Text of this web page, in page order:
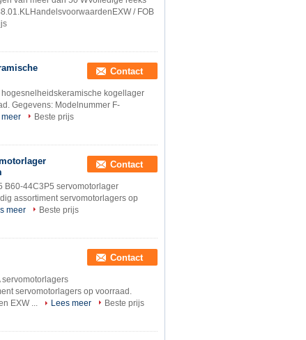
/ FOB
Contact
kogellager
Gegevens: Modelnummer F-
meer
Beste prijs
Contact
B60-44C3P5 servomotorlager
assortiment servomotorlagers op
meer
Beste prijs
Contact
servomotorlagers
servomotorlagers op voorraad.
EXW ...
Lees meer
Beste prijs